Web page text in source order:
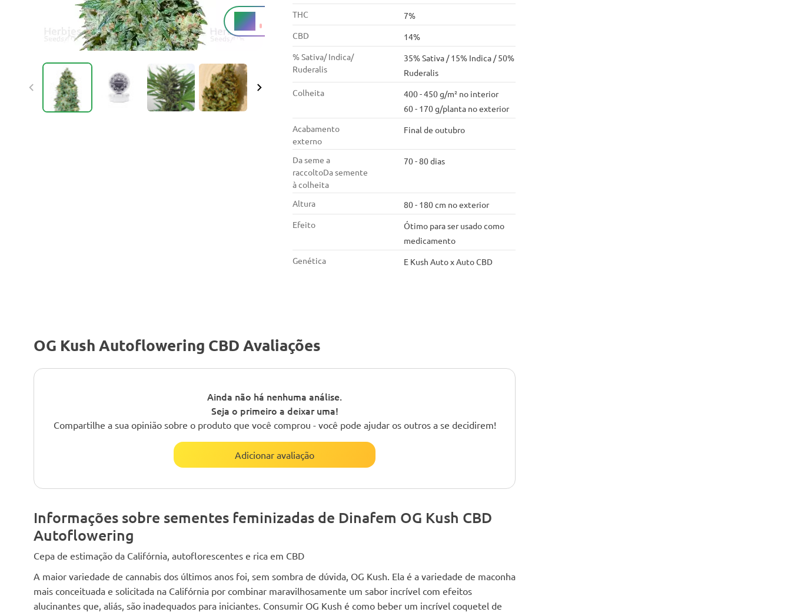
7%
THC
THC
7%
CBD
14%
% Sativa/ Indica/
Ruderalis
35% Sativa / 15% Indica / 50%
Ruderalis
Colheita
400 - 450 g/m² no interior
60 - 170 g/planta no exterior
Acabamento
externo
Final de outubro
Da seme a
raccoltoDa semente
à colheita
70 - 80 dias
Altura
80 - 180 cm no exterior
Efeito
Ótimo para ser usado como
medicamento
Genética
E Kush Auto x Auto CBD
OG Kush Autoflowering CBD Avaliações
Ainda não há nenhuma análise.
Seja o primeiro a deixar uma!
Compartilhe a sua opinião sobre o produto que você comprou - você pode ajudar os outros a se decidirem!
Adicionar avaliação
Informações sobre sementes feminizadas de Dinafem OG Kush CBD
Autoflowering
Cepa de estimação da Califórnia, autoflorescentes e rica em CBD
A maior variedade de cannabis dos últimos anos foi, sem sombra de dúvida, OG Kush. Ela é a variedade de maconha
mais conceituada e solicitada na Califórnia por combinar maravilhosamente um sabor incrível com efeitos
alucinantes que, aliás, são inadequados para iniciantes. Consumir OG Kush é como beber um incrível coquetel de